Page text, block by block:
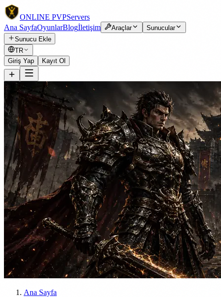
ONLINE PVPServers
Ana SayfaOyunlarBlogİletişim Araçlar
Sunucular
Sunucu Ekle
TR
Giriş Yap
Kayıt Ol
Ana Sayfa